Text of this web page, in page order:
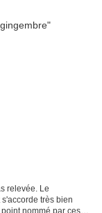
relevée. Le
très bien
nommé par ces